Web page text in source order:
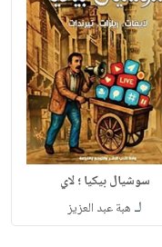
سوشيال بيكيا ؛ لاي
لـ هبة عبد العزيز